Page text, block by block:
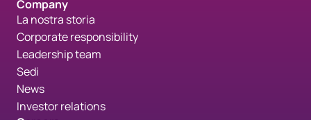
Company
La nostra storia
Corporate responsibility
Leadership team
Sedi
News
Investor relations